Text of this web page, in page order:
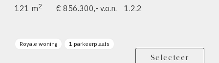
121 m2
€ 856.300,- v.o.n.
1.2.2
Royale woning 1 parkeerplaats
Selecteer